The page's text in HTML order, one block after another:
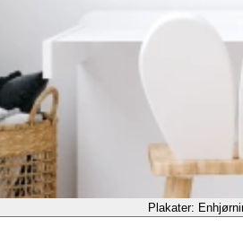
Plakater: